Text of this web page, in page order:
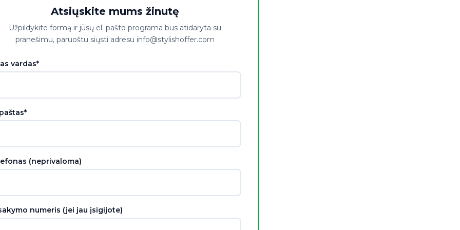
Atsiųskite mums žinutę
Užpildykite formą ir jūsų el. pašto programa bus atidaryta su
pranešimu, paruoštu siųsti adresu info@stylishoffer.com
vardas*
(neprivaloma)
numeris (jei jau įsigijote)